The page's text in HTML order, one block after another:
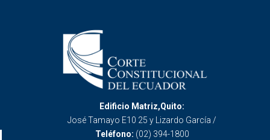
Edificio Matriz,Quito:
José Tamayo E10 25 y Lizardo García /
Teléfono: (02) 394-1800